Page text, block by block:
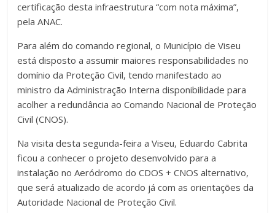
certificação desta infraestrutura “com nota máxima”,
pela ANAC.
Para além do comando regional, o Município de Viseu
está disposto a assumir maiores responsabilidades no
domínio da Proteção Civil, tendo manifestado ao
ministro da Administração Interna disponibilidade para
acolher a redundância ao Comando Nacional de Proteção
Civil (CNOS).
Na visita desta segunda-feira a Viseu, Eduardo Cabrita
ficou a conhecer o projeto desenvolvido para a
instalação no Aeródromo do CDOS + CNOS alternativo,
que será atualizado de acordo já com as orientações da
Autoridade Nacional de Proteção Civil.